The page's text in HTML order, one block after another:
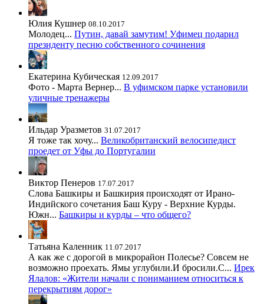
Юлия Кушнер 08.10.2017
Молодец... Путин, давай замутим! Уфимец подарил
президенту песню собственного сочинения
Екатерина Кубическая 12.09.2017
Фото - Марта Вернер... В уфимском парке установили
уличные тренажеры
Ильдар Уразметов 31.07.2017
Я тоже так хочу... Великобританский велосипедист
проедет от Уфы до Португалии
Виктор Пенеров 17.07.2017
Слова Башкиры и Башкирия происходят от Ирано-
Индийского сочетания Баш Куру - Верхние Курды.
Южн... Башкиры и курды – что общего?
Татьяна Каленник 11.07.2017
А как же с дорогой в микрорайон Полесье? Совсем не
возможно проехать. Ямы углубили.И бросили.С... Ирек
Ялалов: «Жители начали с пониманием относиться к
перекрытиям дорог»